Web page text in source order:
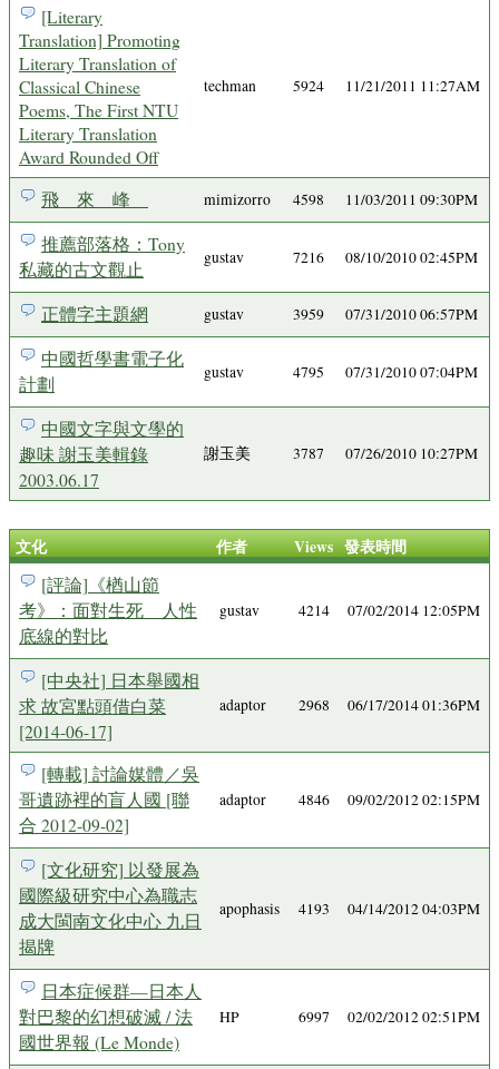
[Literary
Translation] Promoting
Literary Translation of
Classical Chinese
Poems, The First NTU
Literary Translation
Award Rounded Off
techman 5924 11/21/2011 11:27AM
飛 來 峰 mimizorro 4598 11/03/2011 09:30PM
推薦部落格：Tony
私藏的古文觀止
gustav 7216 08/10/2010 02:45PM
正體字主題網 gustav 3959 07/31/2010 06:57PM
中國哲學書電子化
計劃
gustav 4795 07/31/2010 07:04PM
中國文字與文學的
趣味 謝玉美輯錄
2003.06.17
謝玉美 3787 07/26/2010 10:27PM
文化 作者 Views 發表時間
[評論]《楢山節
考》：面對生死 人性
底線的對比
gustav 4214 07/02/2014 12:05PM
[中央社] 日本舉國相
求 故宮點頭借白菜
[2014-06-17]
adaptor 2968 06/17/2014 01:36PM
[轉載] 討論媒體／吳
哥遺跡裡的盲人國 [聯
合 2012-09-02]
adaptor 4846 09/02/2012 02:15PM
[文化研究] 以發展為
國際級研究中心為職志
成大閩南文化中心 九日
揭牌
apophasis 4193 04/14/2012 04:03PM
日本症候群—日本人
對巴黎的幻想破滅 / 法
國世界報 (Le Monde)
HP 6997 02/02/2012 02:51PM